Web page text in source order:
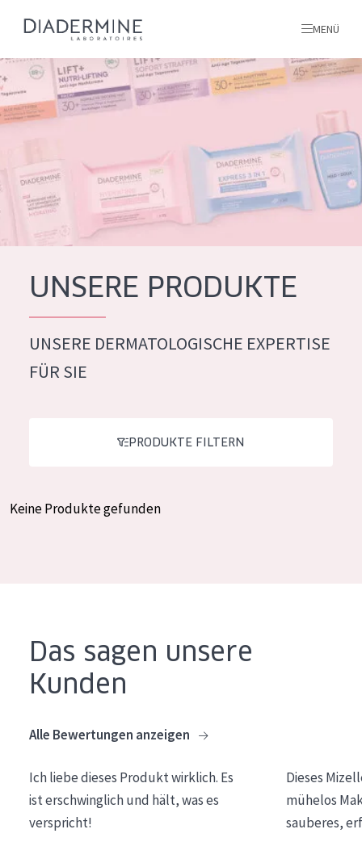
PRODUKTTYP
Feuchtigkeit und Ausstrahlung
Hautregeneration
PRODUKTTYP
Reinigung
Essentials
Lift+
Expert
ALLE PRODUKTE
Alle produkte
MENÜ
inhaltsstoffe
Über uns
Inspiration
Kontakt
French
UNSERE PRODUKTE
UNSERE DERMATOLOGISCHE EXPERTISE
FÜR SIE
PRODUKTE FILTERN
Keine Produkte gefunden
Das sagen unsere
Kunden
Alle Bewertungen anzeigen
Ich liebe dieses Produkt wirklich. Es
ist erschwinglich und hält, was es
verspricht!
Dieses
mühelos
sauberes,